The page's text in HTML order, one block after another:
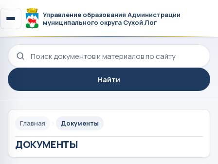
Управление образования Администрации
муниципального округа Сухой Лог
Поиск по сайту
Найти
Главная Документы
ДОКУМЕНТЫ